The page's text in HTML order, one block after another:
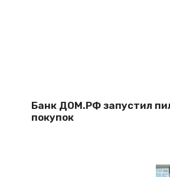
Банк ДОМ.РФ запустил
покупок